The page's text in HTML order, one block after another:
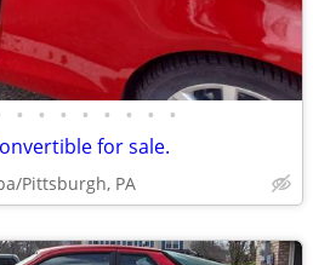
• • • • • • • •
for sale.
Pittsburgh, PA